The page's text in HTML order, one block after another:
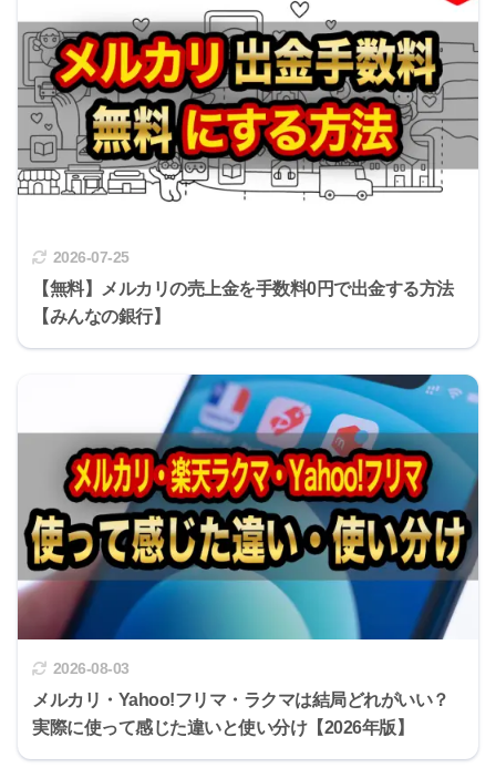
2026-07-25
【無料】メルカリの売上金を手数料0円で出金する方法
【みんなの銀行】
2026-08-03
メルカリ・Yahoo!フリマ・ラクマは結局どれがいい？
実際に使って感じた違いと使い分け【2026年版】